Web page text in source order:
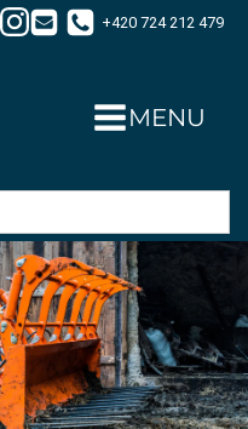
+420 724 212 479
MENU